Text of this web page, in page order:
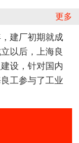
更多
建厂初期就成
以后，上海良
设，针对国内
工参与了工业